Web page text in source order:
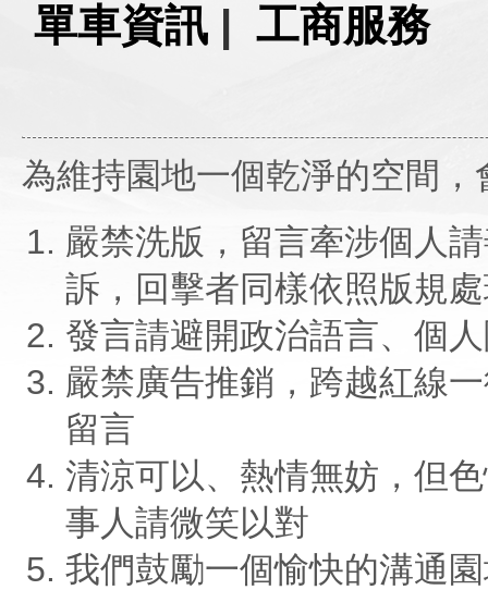
單車資訊 | 工商服務
為維持園地一個乾淨的空間
嚴禁洗版，留言牽涉個人
訴，回擊者同樣依照版規
發言請避開政治語言、個
嚴禁廣告推銷，跨越紅線
留言
清涼可以、熱情無妨，但
事人請微笑以對
我們鼓勵一個愉快的溝通